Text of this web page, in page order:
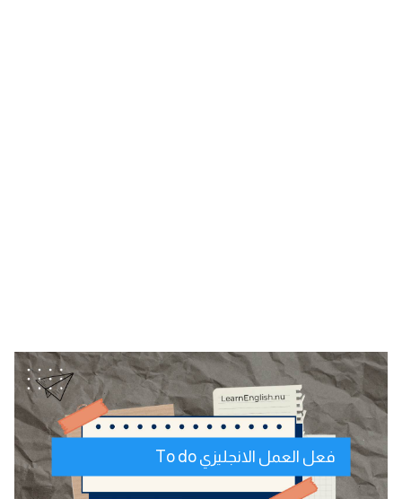
فعل العمل الانجليزي To do